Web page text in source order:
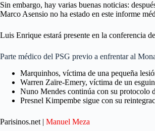
Sin embargo, hay varias buenas noticias:
Marco Asensio no ha estado en este informe
Luis Enrique estará presente en la conferencia
Parte médico del PSG previo a enfrentar al
Marquinhos, víctima de una pequeña
Warren Zaïre-Emery, víctima de un
Nuno Mendes continúa con su protocolo
Presnel Kimpembe sigue con su
Parisinos.net | Manuel Meza